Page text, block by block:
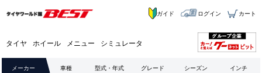
タイヤ ホイール メニュー シミュレータ
ガイド ログイン カート
メーカー
車種
型式・年式
グレード
シーズン
インチ